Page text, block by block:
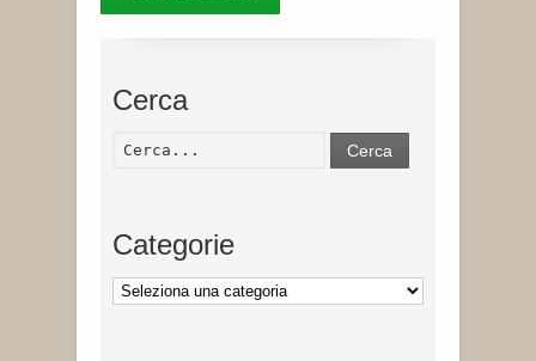
Cerca
Cerca
Categorie
Categorie